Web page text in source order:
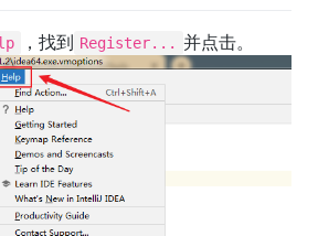
，找到 Register... 并点击。